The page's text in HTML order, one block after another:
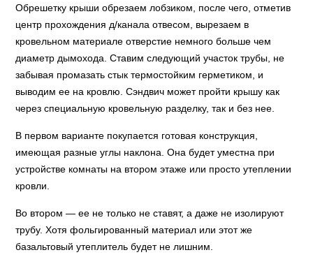
Обрешетку крыши обрезаем лобзиком, после чего, отметив
центр прохождения д/канала отвесом, вырезаем в
кровельном материале отверстие немного больше чем
диаметр дымохода. Ставим следующий участок трубы, не
забывая промазать стык термостойким герметиком, и
выводим ее на кровлю. Сэндвич может пройти крышу как
через специальную кровельную разделку, так и без нее.
В первом варианте покупается готовая конструкция,
имеющая разные углы наклона. Она будет уместна при
устройстве комнаты на втором этаже или просто утеплении
кровли.
Во втором — ее не только не ставят, а даже не изолируют
трубу. Хотя фольгированный материал или этот же
базальтовый утеплитель будет не лишним.